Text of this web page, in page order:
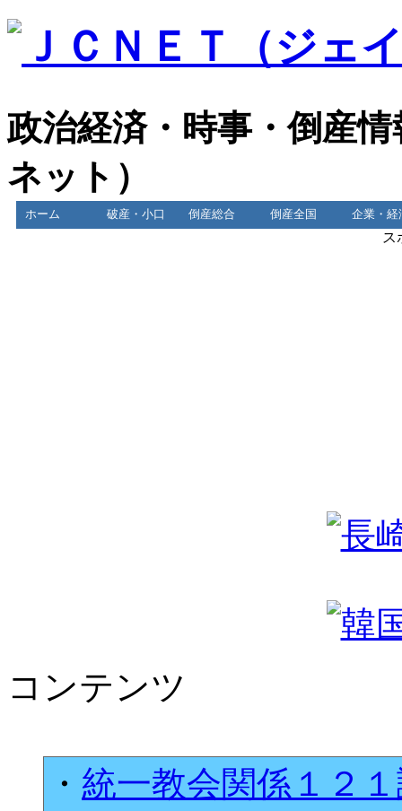
政治経済・時事・倒産
ネット）
ホーム 破産・小口 倒産総合 倒産全国 企業・経
ス
コンテンツ
・ 統一教会関係１２